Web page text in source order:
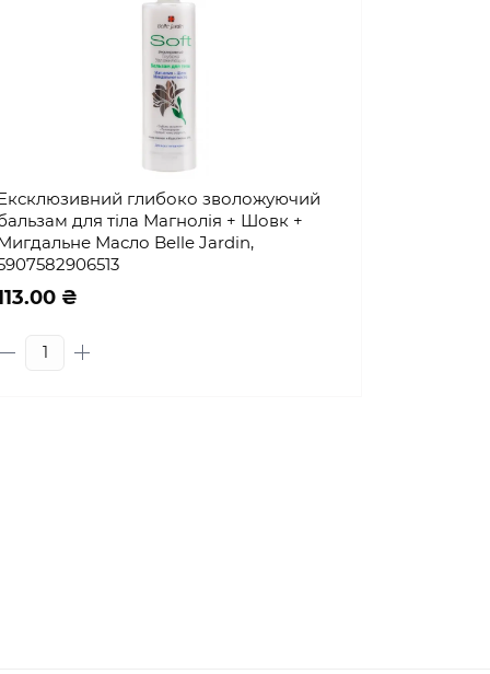
глибоко зволожуючий
для тіла Магнолія + Шовк +
Масло Belle Jardin,
₴